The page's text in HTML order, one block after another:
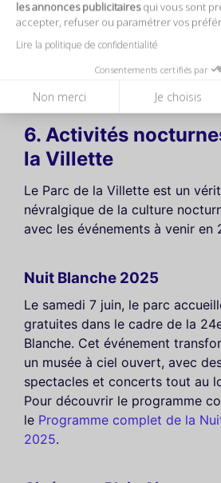
les annonces publicitairesqui vous sont
accepter, refuser ou paramétrer vos
Lire la politique de confidentialité
Consentements certifiés par
Non merci Je choisis
Street Art à Paris
6. Activités
la Villette
Le Parc de la Villette est un
névralgique de la culture
avec les événements à venir en
Nuit Blanche 2025
Le samedi 7 juin, le parc
gratuites dans le cadre de la
Blanche. Cet événement
un musée à ciel ouvert, avec
spectacles et concerts tout au
Pour découvrir le programme
le Programme complet de la
2025.